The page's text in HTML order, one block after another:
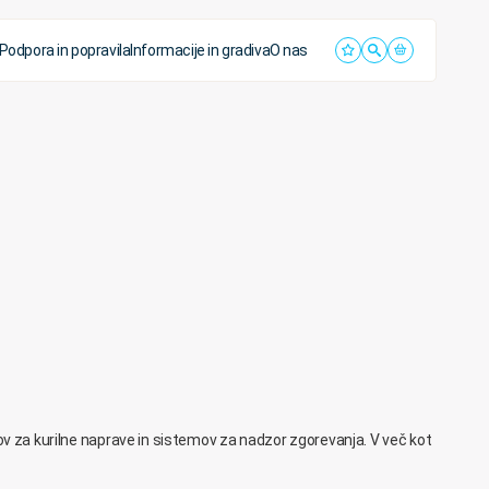
Podpora in popravilaInformacije in gradivaO nas
za kurilne naprave in sistemov za nadzor zgorevanja. V več kot